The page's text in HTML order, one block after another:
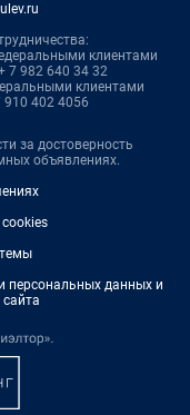
клиентами
7 982 640 34 32
клиентами
910 402 4056
за достоверность
объявлениях.
персональных данных и